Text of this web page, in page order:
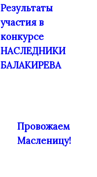
Результаты
участия в
конкурсе
НАСЛЕДНИКИ
БАЛАКИРЕВА
Провожаем
Масленицу!